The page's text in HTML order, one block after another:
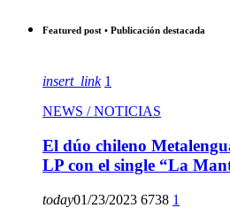
Featured post • Publicación destacada
insert_link 1
NEWS / NOTICIAS
El dúo chileno
LP con el single “La
today01/23/2023 6738 1